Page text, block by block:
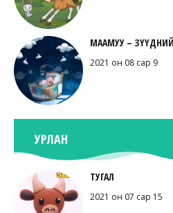
МААМУУ –
2021 он 08 сар 9
УРЛАН
ТУГАЛ
2021 он 07 сар 15